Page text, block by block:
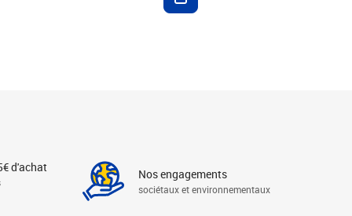
d'achat Nos engagements
sociétaux et environnementaux